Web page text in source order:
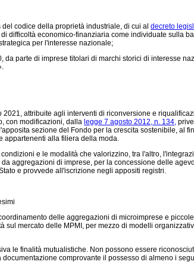
codice della proprietà industriale, di cui al decreto
economico-finanziaria come individuate sulla
per l'interesse nazionale;
parte di imprese titolari di marchi storici di interesse
attribuite agli interventi di riconversione e
con modificazioni, dalla legge 7 agosto 2012, n. 134,
sezione del Fondo per la crescita sostenibile, al
appartenenti alla filiera della moda.
e le modalità che valorizzino, tra l'altro,
aggregazioni di imprese, per la concessione delle
e provvede all'iscrizione negli appositi registri.
delle aggregazioni di microimprese e
mercato delle MPMI, per mezzo di modelli
le finalità mutualistiche. Non possono essere
comprovante il possesso di almeno i